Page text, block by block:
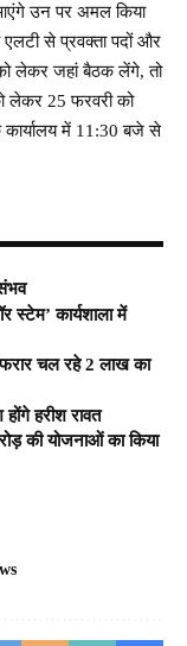
आएंगे उन पर अमल किया
एलटी से प्रवक्ता पदों और
को लेकर जहां बैठक लेंगे, तो
लेकर 25 फरवरी को
कार्यालय में 11:30 बजे से
स्टेम’ कार्यशाला में
चल रहे 2 लाख का
हरीश रावत
की योजनाओं का किया